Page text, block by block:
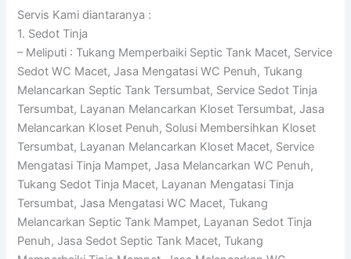
Servis Kami diantaranya :
1. Sedot Tinja
– Meliputi : Tukang Memperbaiki Septic Tank Macet, Service
Sedot WC Macet, Jasa Mengatasi WC Penuh, Tukang
Melancarkan Septic Tank Tersumbat, Service Sedot Tinja
Tersumbat, Layanan Melancarkan Kloset Tersumbat, Jasa
Melancarkan Kloset Penuh, Solusi Membersihkan Kloset
Tersumbat, Layanan Melancarkan Kloset Macet, Service
Mengatasi Tinja Mampet, Jasa Melancarkan WC Penuh,
Tukang Sedot Tinja Macet, Layanan Mengatasi Tinja
Tersumbat, Jasa Mengatasi WC Macet, Tukang
Melancarkan Septic Tank Mampet, Layanan Sedot Tinja
Penuh, Jasa Sedot Septic Tank Macet, Tukang